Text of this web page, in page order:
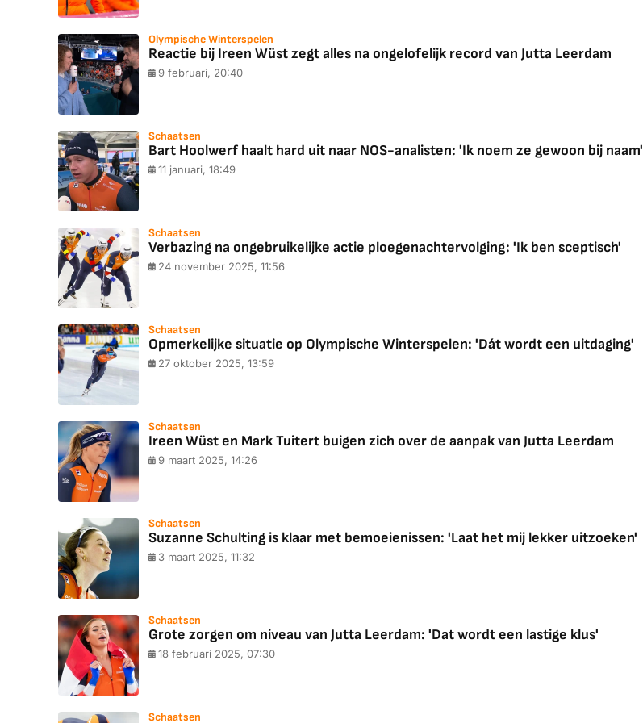
Olympische Winterspelen
Reactie bij Ireen Wüst zegt alles na ongelofelijk record van Jutta Leerdam
9 februari, 20:40
Schaatsen
Bart Hoolwerf haalt hard uit naar NOS-analisten: 'Ik noem ze gewoon bij naam'
11 januari, 18:49
Schaatsen
Verbazing na ongebruikelijke actie ploegenachtervolging: 'Ik ben sceptisch'
24 november 2025, 11:56
Schaatsen
Opmerkelijke situatie op Olympische Winterspelen: 'Dát wordt een uitdaging'
27 oktober 2025, 13:59
Schaatsen
Ireen Wüst en Mark Tuitert buigen zich over de aanpak van Jutta Leerdam
9 maart 2025, 14:26
Schaatsen
Suzanne Schulting is klaar met bemoeienissen: 'Laat het mij lekker uitzoeken'
3 maart 2025, 11:32
Schaatsen
Grote zorgen om niveau van Jutta Leerdam: 'Dat wordt een lastige klus'
18 februari 2025, 07:30
Schaatsen